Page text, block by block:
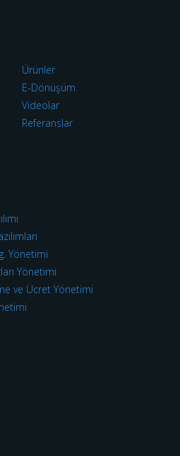
Ürünler
E-Dönüşüm
Videolar
Referanslar
Yönetimi
Yönetimi
ve Ücret Yönetimi